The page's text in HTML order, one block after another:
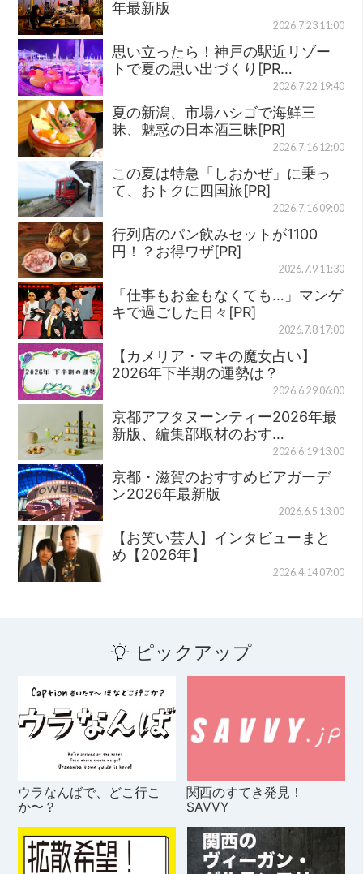
年最新版
2026.7.23 11:00
思い立ったら！神戸の駅近リゾー
トで夏の思い出づくり[PR…
2026.7.22 19:40
夏の新潟、市場ハシゴで海鮮三
昧、魅惑の日本酒三昧[PR]
2026.7.16 12:00
この夏は特急「しおかぜ」に乗っ
て、おトクに四国旅[PR]
2026.7.16 09:00
行列店のパン飲みセットが1100
円！？お得ワザ[PR]
2026.7.9 11:30
「仕事もお金もなくても…」マンゲ
キで過ごした日々[PR]
2026.7.8 17:00
【カメリア・マキの魔女占い】
2026年下半期の運勢は？
2026.6.29 06:00
京都アフタヌーンティー2026年最
新版、編集部取材のおす…
2026.6.19 13:00
京都・滋賀のおすすめビアガーデ
ン2026年最新版
2026.6.5 13:00
【お笑い芸人】インタビューまと
め【2026年】
2026.4.14 07:00
ピックアップ
ウラなんばで、どこ行こ
か〜？
関西のすてき発見！
SAVVY